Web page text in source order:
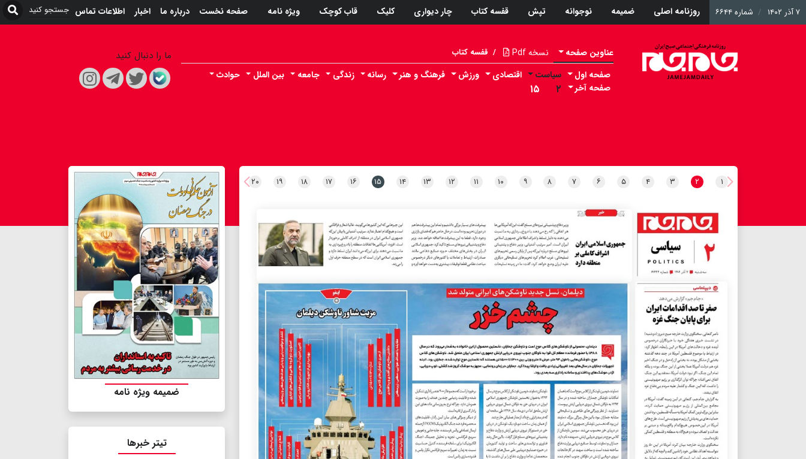
۷ آذر ۱۴۰۲ شماره ۶۶۴۴ روزنامه اصلی ضمیمه نوجوانه تپش قفسه کتاب چار دیواری کلیک قاب کوچک ویژه نامه صفحه نخست درباره ما اخبار اطلاعات تماس
عناوین صفحه نسخه Pdf / قفسه کتاب
صفحه اول سیاست
۲ ۱۵
اقتصادی ورزش فرهنگ و هنر رسانه زندگی جامعه بین الملل
حوادث
صفحه آخر
ما را دنبال کنید
۱ ۲ ۳ ۴ ۵ ۶ ۷ ۸ ۹ ۱۰ ۱۱ ۱۲ ۱۳ ۱۴ ۱۵ ۱۶ ۱۷ ۱۸ ۱۹ ۲۰
ضمیمه ویژه نامه
تیتر خبرها